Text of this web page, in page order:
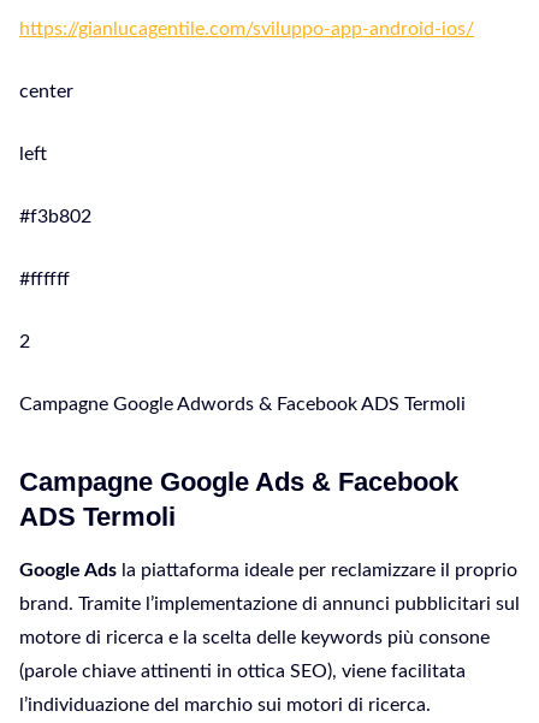
https://gianlucagentile.com/sviluppo-app-android-ios/
center
left
#f3b802
#ffffff
2
Campagne Google Adwords & Facebook ADS Termoli
Campagne Google Ads & Facebook
ADS Termoli
Google Ads la piattaforma ideale per reclamizzare il proprio
brand. Tramite l’implementazione di annunci pubblicitari sul
motore di ricerca e la scelta delle keywords più consone
(parole chiave attinenti in ottica SEO), viene facilitata
l’individuazione del marchio sui motori di ricerca.